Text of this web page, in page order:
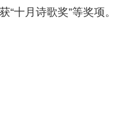
十月诗歌奖”等奖项。